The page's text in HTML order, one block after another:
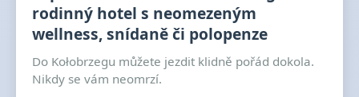
rodinný hotel s neomezeným
wellness, snídaně či polopenze
Do Kołobrzegu můžete jezdit klidně pořád dokola.
Nikdy se vám neomrzí.